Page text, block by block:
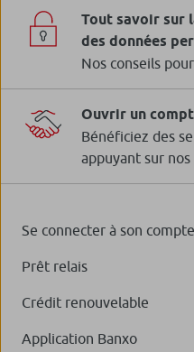
Tout savoir sur
des données
Nos conseils
Ouvrir un
Bénéficiez des
appuyant sur
Se connecter à son compte
Prêt relais
Crédit renouvelable
Application Banxo